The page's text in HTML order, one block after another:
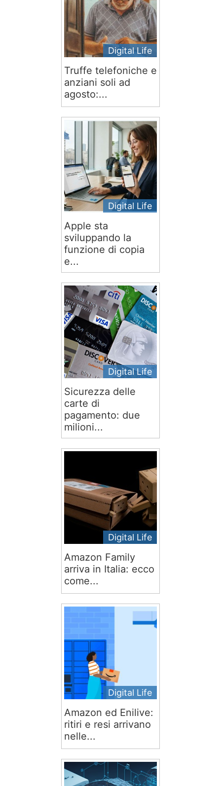
Digital Life
Truffe telefoniche e
anziani soli ad
agosto:...
Digital Life
Apple sta
sviluppando la
funzione di copia
e...
Digital Life
Sicurezza delle
carte di
pagamento: due
milioni...
Digital Life
Amazon Family
arriva in Italia: ecco
come...
Digital Life
Amazon ed Enilive:
ritiri e resi arrivano
nelle...